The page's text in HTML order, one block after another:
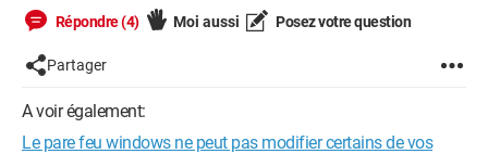
Merci d'avance pour vos réponses :)
Répondre (4) Moi aussi Posez votre question
Partager
A voir également:
Le pare feu windows ne peut pas modifier certains de vos